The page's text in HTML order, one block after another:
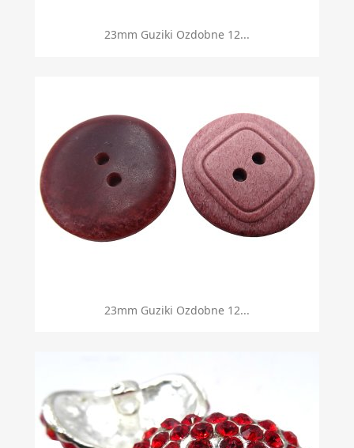
23mm Guziki Ozdobne 12...
23mm Guziki Ozdobne 12...